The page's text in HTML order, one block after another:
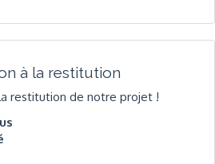
à la restitution
restitution de notre projet !